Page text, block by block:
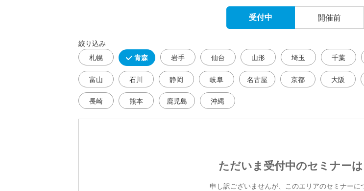
受付中 開催前
絞り込み
札幌
青森 岩手 仙台 山形 埼玉 千葉
富山 石川 静岡 岐阜 名古屋 京都 大阪
長崎 熊本 鹿児島 沖縄
ただいま受付中のセミナーは
申し訳ございませんが、このエリアのセミナーに